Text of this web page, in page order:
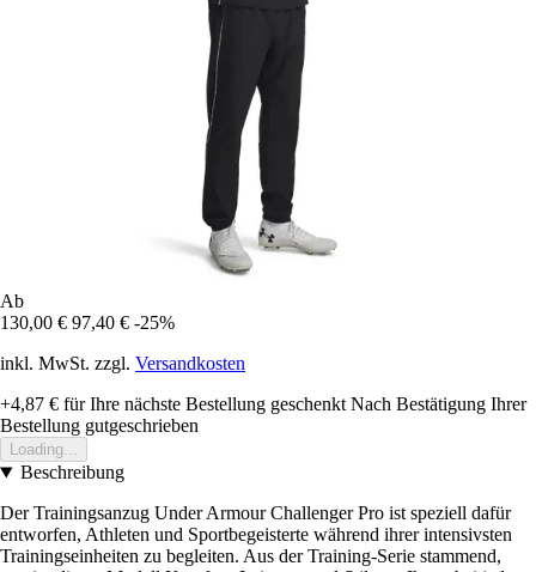
Ab
130,00 € 97,40 € -25%
inkl. MwSt. zzgl. Versandkosten
+4,87 € für Ihre nächste Bestellung geschenkt Nach Bestätigung Ihrer
Bestellung gutgeschrieben
Loading...
Beschreibung
Der Trainingsanzug Under Armour Challenger Pro ist speziell dafür
entworfen, Athleten und Sportbegeisterte während ihrer intensivsten
Trainingseinheiten zu begleiten. Aus der Training-Serie stammend,